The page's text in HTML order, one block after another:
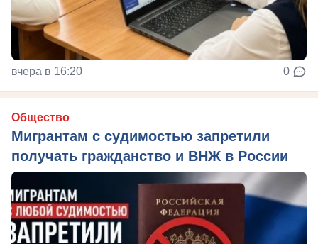
вчера в 16:20 0
Общество
Мигрантам с судимостью запретили
получать гражданство и ВНЖ в России